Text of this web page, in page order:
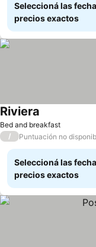
Seleccioná las
precios exactos
Bed and breakfast
Riviera
/ Puntuación no
Seleccioná las
precios exactos